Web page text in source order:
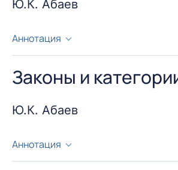
Ю.К. Абаев
Аннотация
В статье систематизированы
мастерства.
Законы и
Ю.К. Абаев
Аннотация
Охарактеризованы законы и